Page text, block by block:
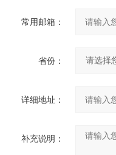
常用邮箱：
省份：
详细地址：
补充说明：